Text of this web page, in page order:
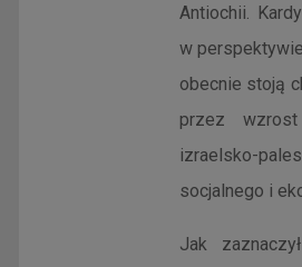
Antiochii.
w
obecnie stoją
przez wzrost
izraelsko-
socjalnego i
Jak